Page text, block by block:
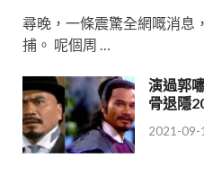
尋晚，一條震驚全網嘅消息
捕。 呢個周 …
演過郭
骨退隱
2021-09-